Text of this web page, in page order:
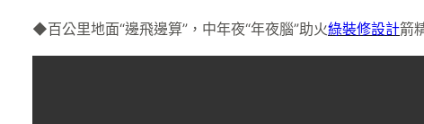
◆百公里地面“邊飛邊算”，中年夜“年夜腦”助火綠裝修設計箭